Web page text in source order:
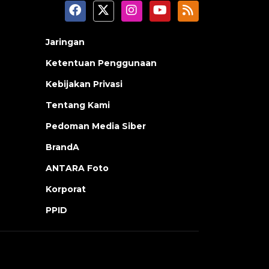
Jaringan
Ketentuan Penggunaan
Kebijakan Privasi
Tentang Kami
Pedoman Media Siber
BrandA
ANTARA Foto
Korporat
PPID